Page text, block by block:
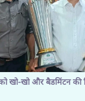
खो-खो और बैडमिंटन की